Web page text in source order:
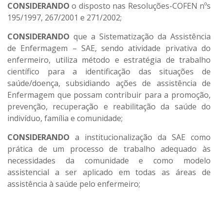
CONSIDERANDO o disposto nas Resoluções-COFEN nºs
195/1997, 267/2001 e 271/2002;
CONSIDERANDO que a Sistematização da Assistência
de Enfermagem – SAE, sendo atividade privativa do
enfermeiro, utiliza método e estratégia de trabalho
científico para a identificação das situações de
saúde/doença, subsidiando ações de assistência de
Enfermagem que possam contribuir para a promoção,
prevenção, recuperação e reabilitação da saúde do
indivíduo, família e comunidade;
CONSIDERANDO a institucionalização da SAE como
prática de um processo de trabalho adequado às
necessidades da comunidade e como modelo
assistencial a ser aplicado em todas as áreas de
assistência à saúde pelo enfermeiro;